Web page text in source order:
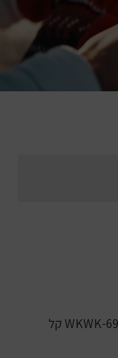
• קומקום נירוסטה נשלף Westinghouse דגם WKWK-695 קל